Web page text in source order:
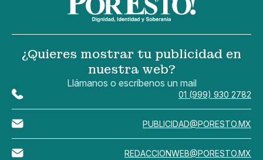
¿Quieres mostrar tu publicidad en
nuestra web?
Llámanos o escríbenos un mail
01 (999) 930 2782
PUBLICIDAD@PORESTO.MX
REDACCIONWEB@PORESTO.MX